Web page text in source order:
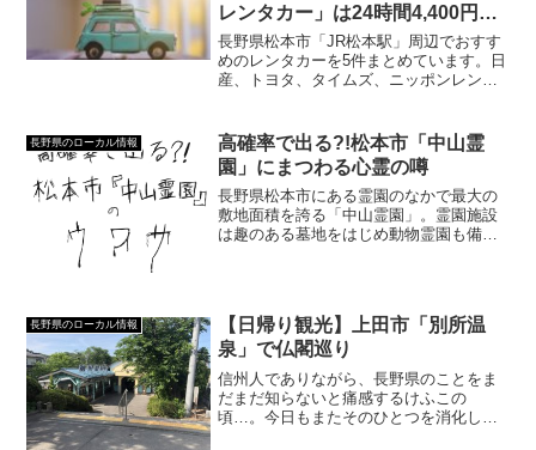
レンタカー」は24時間4,400円と
破格です。
長野県松本市「JR松本駅」周辺でおすす
めのレンタカーを5件まとめています。日
産、トヨタ、タイムズ、ニッポンレンタ
長野県のローカル情報
高確率で出る?!松本市「中山霊
園」にまつわる心霊の噂
長野県松本市にある霊園のなかで最大の
敷地面積を誇る「中山霊園」。霊園施設
は趣のある墓地をはじめ動物霊園も備
（心霊スポットと呼ばれるワケ...
長野県のローカル情報
【日帰り観光】上田市「別所温
泉」で仏閣巡り
信州人でありながら、長野県のことをま
だまだ知らないと痛感するけふこの
頃…。今日もまたそのひとつを消化しよ